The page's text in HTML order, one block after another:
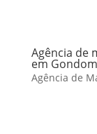
Agência de
em
Agência de